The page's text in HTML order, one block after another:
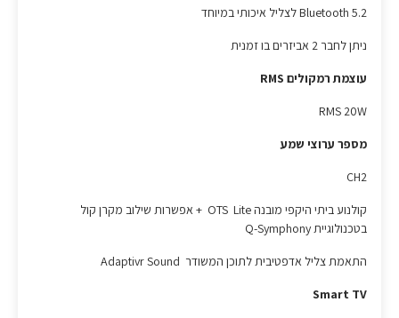
Bluetooth 5.2 לצליל איכותי במיוחד
ניתן לחבר 2 אביזרים בו זמנית
עוצמת רמקולים RMS
RMS 20W
מספר ערוצי שמע
CH2
קולנוע ביתי היקפי מובנה OTS Lite + אפשרות שילוב מקרן קול
בטכנולוגיית Q-Symphony
התאמת צליל אדפטיבית לתוכן המשודר Adaptivr Sound
Smart TV